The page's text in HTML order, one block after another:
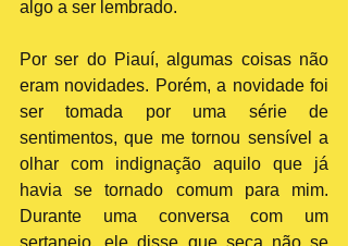
algo a ser lembrado.
Por ser do Piauí, algumas coisas não
eram novidades. Porém, a novidade foi
ser tomada por uma série de
sentimentos, que me tornou sensível a
olhar com indignação aquilo que já
havia se tornado comum para mim.
Durante uma conversa com um
sertanejo, ele disse que seca não se